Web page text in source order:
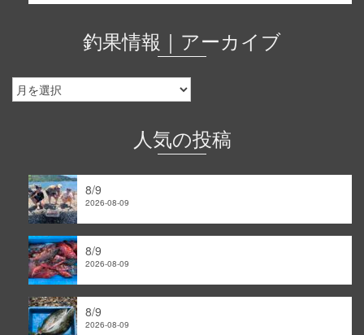
釣果情報｜アーカイブ
釣
果
人気の投稿
8/9
2026-08-09
8/9
2026-08-09
8/9
2026-08-09